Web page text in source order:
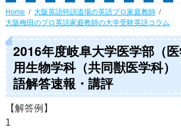
Home
大阪英語特訓道場の英語プロ家庭教師
大阪梅田のプロ英語家庭教師の大学受験英語コラム
2016年度岐阜大学医学部（
用生物学科（共同獣医学科）
語解答速報・講評
【解答例】
1